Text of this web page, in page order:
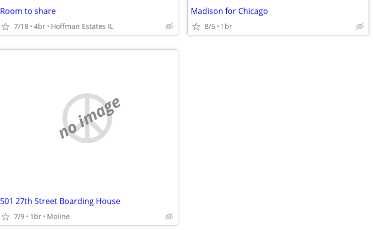
Room to share
7/18 4br Hoffman Estates IL
Madison for Chicago
8/6 1br
no image
501 27th Street Boarding House
7/9 1br Moline